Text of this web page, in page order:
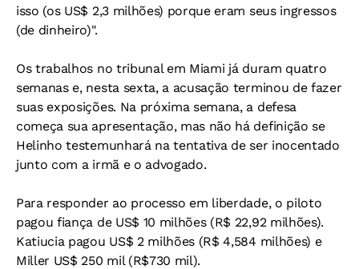
isso (os US$ 2,3 milhões) porque eram seus ingressos
(de dinheiro)".
Os trabalhos no tribunal em Miami já duram quatro
semanas e, nesta sexta, a acusação terminou de fazer
suas exposições. Na próxima semana, a defesa
começa sua apresentação, mas não há definição se
Helinho testemunhará na tentativa de ser inocentado
junto com a irmã e o advogado.
Para responder ao processo em liberdade, o piloto
pagou fiança de US$ 10 milhões (R$ 22,92 milhões).
Katiucia pagou US$ 2 milhões (R$ 4,584 milhões) e
Miller US$ 250 mil (R$730 mil).